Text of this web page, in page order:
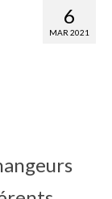
6
MAR 2021